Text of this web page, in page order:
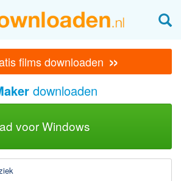
films downloaden »
downloaden
voor Windows